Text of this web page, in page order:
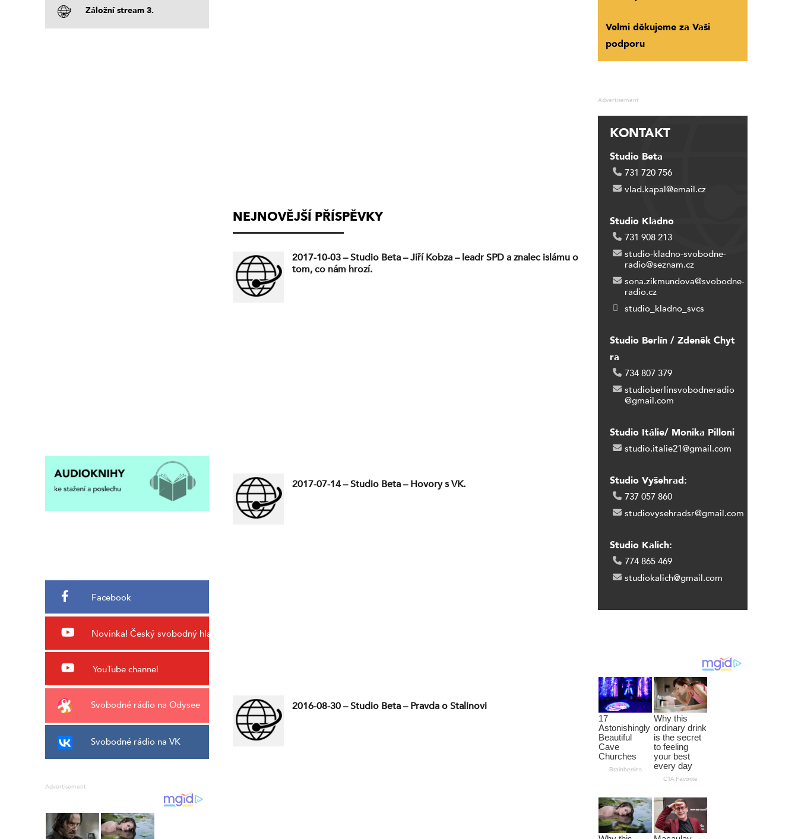
Záložní stream 3.
Facebook
Novinka! Český svobodný hlas
YouTube channel
Svobodné rádio na Odysee
Svobodné rádio na VK
Advertisement
NEJNOVĚJŠÍ PŘÍSPĚVKY
2017-10-03 – Studio Beta – Jiří Kobza – leadr SPD a znalec islámu o
tom, co nám hrozí.
2017-07-14 – Studio Beta – Hovory s VK.
2016-08-30 – Studio Beta – Pravda o Stalinovi
Velmi děkujeme za Vaši
podporu
Advertisement
KONTAKT
Studio Beta
731 720 756
vlad.kapal@email.cz
Studio Kladno
731 908 213
studio-kladno-svobodne-
radio@seznam.cz
sona.zikmundova@svobodne-
radio.cz
studio_kladno_svcs
Studio Berlín / Zdeněk Chyt
ra
734 807 379
studioberlinsvobodneradio
@gmail.com
Studio Itálie/ Monika Pilloni
studio.italie21@gmail.com
Studio Vyšehrad:
737 057 860
studiovysehradsr@gmail.com
Studio Kalich:
774 865 469
studiokalich@gmail.com